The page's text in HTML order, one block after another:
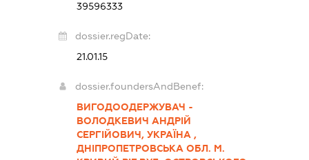
39596333
dossier.regDate:
21.01.15
dossier.foundersAndBenef:
ВИГОДООДЕРЖУВАЧ -
ВОЛОДКЕВИЧ АНДРІЙ
СЕРГІЙОВИЧ, УКРАЇНА ,
ДНІПРОПЕТРОВСЬКА ОБЛ. М.